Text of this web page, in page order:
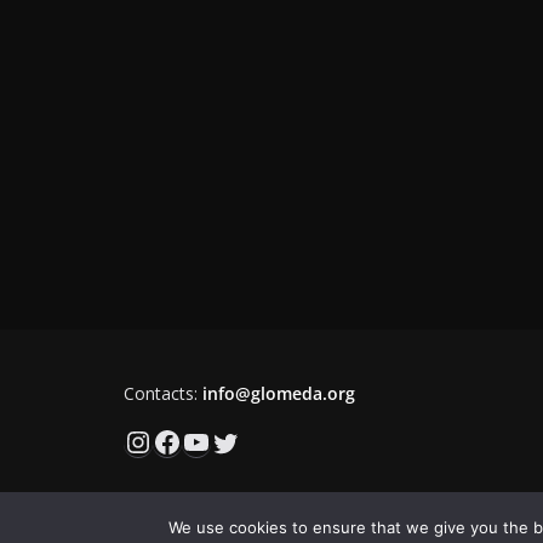
Contacts: info@glomeda.org
Instagram
Facebook
YouTube
Twitter
We use cookies to ensure that we give you the